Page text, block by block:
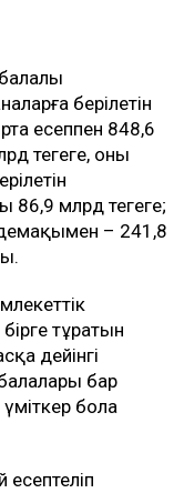
берілетін
есеппен 848,6
теңгеге, оның
млрд теңгеге;
– 241,8
тұратын
дейінгі
бар
бола